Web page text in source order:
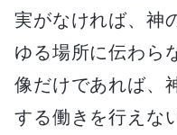
実がなければ、神
ゆる場所に伝わら
像だけであれば、
する働きを行えな